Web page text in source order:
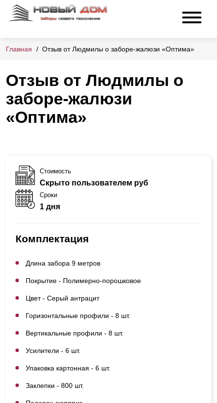
Главная Отзыв от Людмилы о заборе-жалюзи «Оптима»
Отзыв от Людмилы о
заборе-жалюзи
«Оптима»
Стоимость
Скрыто пользователем руб
Сроки
1 дня
Комплектация
Длина забора 9 метров
Покрытие - Полимерно-порошковое
Цвет - Серый антрацит
Горизонтальные профили - 8 шт.
Вертикальные профили - 8 шт.
Усилители - 6 шт.
Упаковка картонная - 6 шт.
Заклепки - 800 шт.